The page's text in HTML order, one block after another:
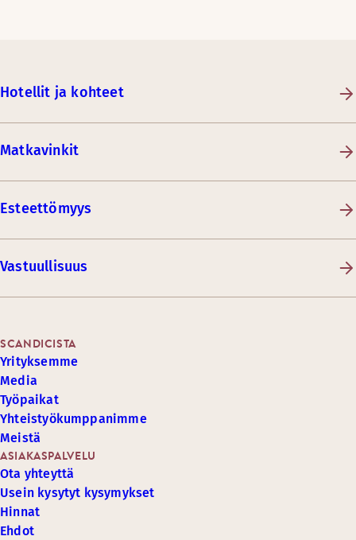
Hotellit ja kohteet
Matkavinkit
Esteettömyys
Vastuullisuus
ASIAKASPALVELU
Ota yhteyttä
Usein kysytyt kysymykset
Hinnat
Ehdot
SCANDICISTA
Yrityksemme
Media
Työpaikat
Yhteistyökumppanimme
Meistä